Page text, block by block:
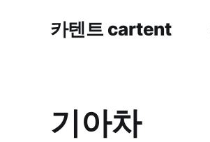
카텐트 cartent
기아차